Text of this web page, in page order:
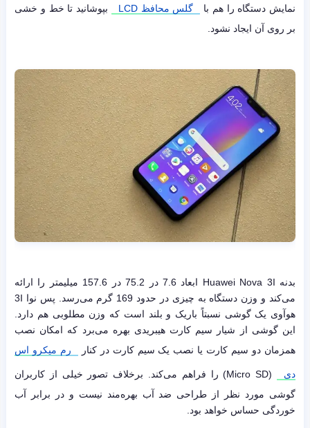
نمایش دستگاه را هم با
گلس محافظ LCD
بپوشانید تا خط و خشی
بر روی آن ایجاد نشود.
بدنه Huawei Nova 3I ابعاد 7.6 در 75.2 در 157.6 میلیمتر را ارائه
می‌کند و وزن دستگاه به چیزی در حدود 169 گرم می‌رسد. پس نوا 3I
هوآوی یک گوشی نسبتاً باریک و بلند است که وزن مطلوبی هم دارد.
این گوشی از شیار سیم کارت هیبریدی بهره می‌برد که امکان نصب
همزمان دو سیم کارت یا نصب یک سیم کارت در کنار
رم میکرو اس
دی
(Micro SD) را فراهم می‌کند. برخلاف تصور خیلی از کاربران
گوشی مورد نظر از طراحی ضد آب بهره‌مند نیست و در برابر آب
خوردگی حساس خواهد بود.